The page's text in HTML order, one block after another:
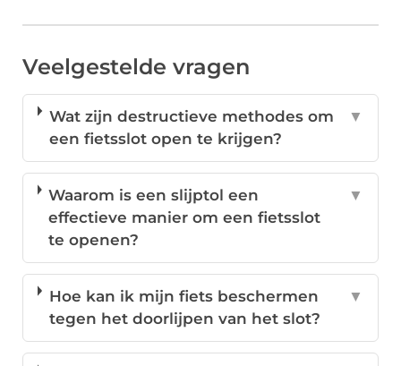
Veelgestelde vragen
Wat zijn destructieve methodes om
een fietsslot open te krijgen?
▼
Waarom is een slijptol een
effectieve manier om een fietsslot
te openen?
▼
Hoe kan ik mijn fiets beschermen
tegen het doorlijpen van het slot?
▼